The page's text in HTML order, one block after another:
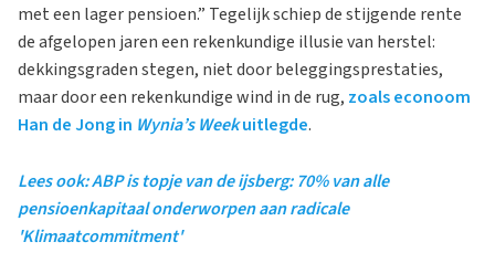
met een lager pensioen.” Tegelijk schiep de stijgende rente
de afgelopen jaren een rekenkundige illusie van herstel:
dekkingsgraden stegen, niet door beleggingsprestaties,
maar door een rekenkundige wind in de rug, zoals econoom
Han de Jong in Wynia’s Weekuitlegde.
Lees ook: ABP is topje van de ijsberg: 70% van alle
pensioenkapitaal onderworpen aan radicale
'Klimaatcommitment'